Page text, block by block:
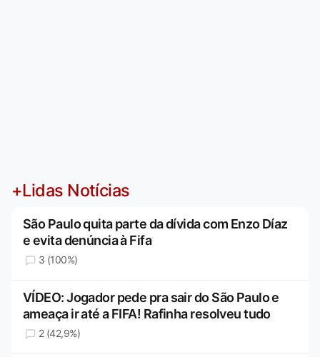
+Lidas Notícias
São Paulo quita parte da dívida com Enzo Díaz
e evita denúncia à Fifa
3 (100%)
VÍDEO: Jogador pede pra sair do São Paulo e
ameaça ir até a FIFA! Rafinha resolveu tudo
2 (42,9%)